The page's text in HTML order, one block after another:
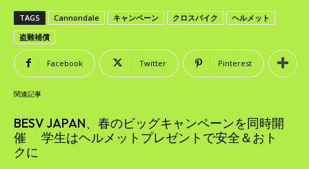
TAGS Cannondale キャンペーン クロスバイク
ヘルメット
盗難補償
Facebook Twitter Pinterest
関連記事
BESV JAPAN、春のビッグキャンペーンを同時開
催 学生はヘルメットプレゼントで安全＆おト
クに